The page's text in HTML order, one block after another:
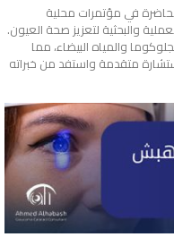
من 30 بحثًا علميًا منشورًا عالميًا و100 محاضرة في مؤتمرات محلية
والبحثية لتعزيز صحة العيون.
والمياه البيضاء، مما
متقدمة واستفد من خبراته